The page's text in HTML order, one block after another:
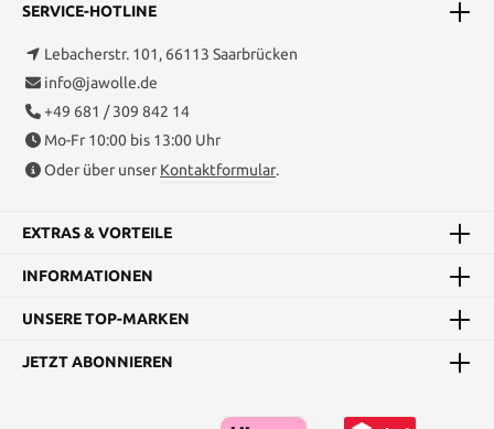
SERVICE-HOTLINE
Lebacherstr. 101, 66113 Saarbrücken
info@jawolle.de
+49 681 / 309 842 14
Mo-Fr 10:00 bis 13:00 Uhr
Oder über unser Kontaktformular.
EXTRAS & VORTEILE
INFORMATIONEN
UNSERE TOP-MARKEN
JETZT ABONNIEREN